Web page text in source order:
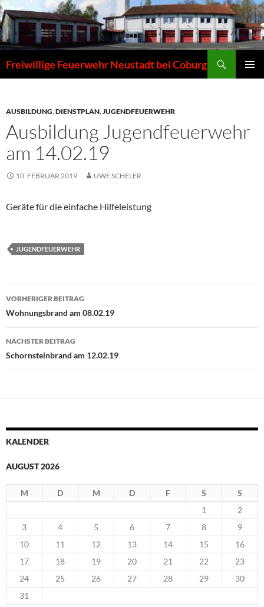
Zum
Inhalt
springen
Freiwillige Feuerwehr Neustadt bei Coburg
AUSBILDUNG,DIENSTPLAN,JUGENDFEUERWEHR
Ausbildung Jugendfeuerwehr
am 14.02.19
10. FEBRUAR 2019 UWE SCHELER
Geräte für die einfache Hilfeleistung
JUGENDFEUERWEHR
Beitragsnavigation
VORHERIGER BEITRAG
Wohnungsbrand am 08.02.19
NÄCHSTER BEITRAG
Schornsteinbrand am 12.02.19
KALENDER
AUGUST 2026
M D M D F S S
1
2
3
4 5 6 7 8
9
10
11 12 13 14 15
16
17
18 19 20 21 22
23
24
25 26 27 28 29
30
31